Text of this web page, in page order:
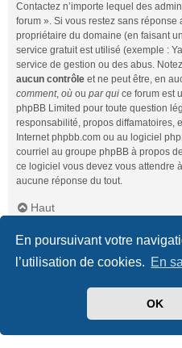
En poursuivant votre
l’utilisation de cookies. En
OK
Contactez n’importe lequel des
forum ». Si vous restez sans réponse
propriétaire du domaine (en faisant
service gratuit est utilisé (exemple :
service de gestion ou des abus.
aucun contrôle et ne peut être, en
comment, où ou par qui ce forum est
phpBB Limited pour toute question
responsabilité, propos diffamatoires,
Internet phpbb.com ou au logiciel
courriel au groupe phpBB à propos
ce logiciel vous devez vous attendre
aucune réponse du tout.
Haut
Comment puis-je contacter un
Pour l’ensemble des utilisateurs du
« Nous contacter », si ce dernier a